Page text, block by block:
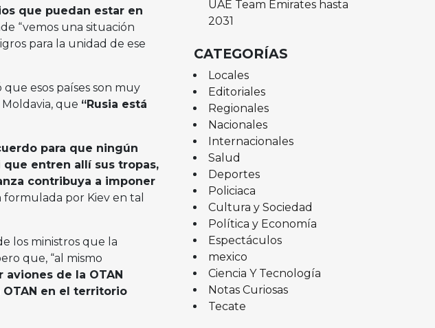
que puedan estar en
“vemos una situación
para la unidad de ese
que esos países son muy
que “Rusia está
para que ningún
entren allí sus tropas,
contribuya a imponer
formulada por Kiev en tal
los ministros que la
que, “al mismo
de la OTAN
en el territorio
UAE Team Emirates hasta
2031
CATEGORÍAS
Locales
Editoriales
Regionales
Nacionales
Internacionales
Salud
Deportes
Policiaca
Cultura y Sociedad
Política y Economía
Espectáculos
mexico
Ciencia Y Tecnología
Notas Curiosas
Tecate